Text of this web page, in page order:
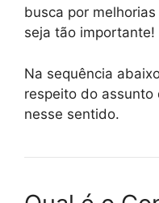
busca por
seja tão importante!
Na sequência
respeito do assunto
nesse sentido.